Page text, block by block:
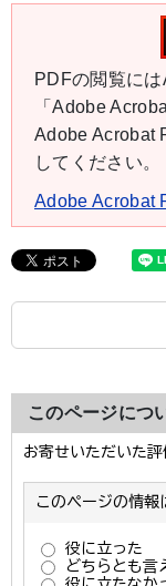
PDFの閲覧に
「Adobe
Adobe Acrobat
してください。
Adobe Acrobat
このページにつ